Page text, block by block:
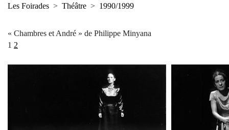
Les Foirades > Théâtre > 1990/1999
« Chambres et André » de Philippe Minyana
1 2